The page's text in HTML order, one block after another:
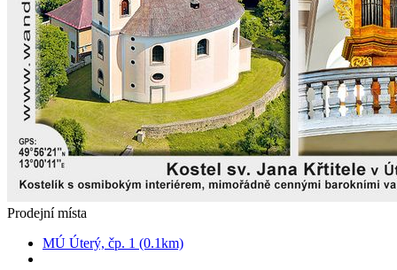
Prodejní místa
MÚ Úterý, čp. 1 (0.1km)